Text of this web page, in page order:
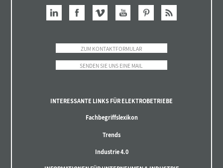
ZUM KONTAKTFORMULAR
SENDEN SIE UNS EINE MAIL
INTERESSANTE LINKS FÜR ELEKTROBETRIEBE
Fachbegriffslexikon
Trends
Industrie 4.0